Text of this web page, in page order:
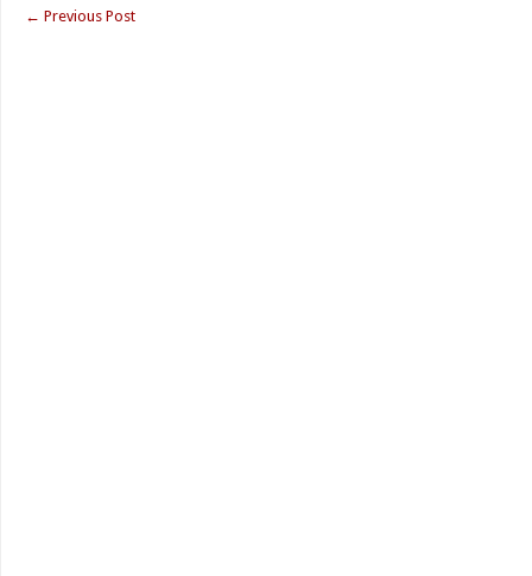
← Previous Post